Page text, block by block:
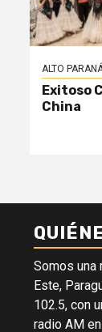
ALTO
Exitoso
China
Somos una
Este,
102.5, con
radio AM